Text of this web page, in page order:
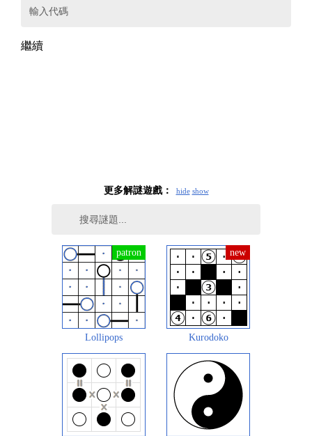
輸入代碼
繼續
更多解謎遊戲： hide show
Lollipops Kurodoko